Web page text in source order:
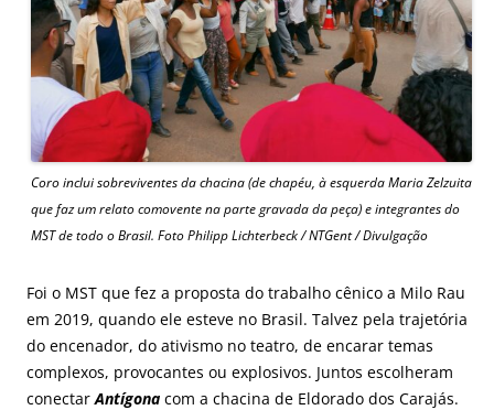
Coro inclui sobreviventes da chacina (de chapéu, à esquerda Maria Zelzuita
que faz um relato comovente na parte gravada da peça) e integrantes do
MST de todo o Brasil. Foto Philipp Lichterbeck / NTGent / Divulgação
Foi o MST que fez a proposta do trabalho cênico a Milo Rau
em 2019, quando ele esteve no Brasil. Talvez pela trajetória
do encenador, do ativismo no teatro, de encarar temas
complexos, provocantes ou explosivos. Juntos escolheram
conectarAntígona com a chacina de Eldorado dos Carajás.